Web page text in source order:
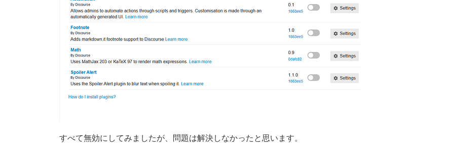
すべて無効にしてみましたが、問題は解決しなかったと思います。